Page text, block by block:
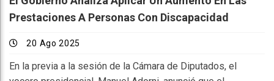
Prestaciones A Personas Con Discapacidad
20 Ago 2025
En la previa a la sesión de la Cámara de Diputados, el